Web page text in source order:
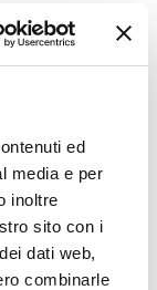
ed
media e per
inoltre
sito con i
dati web,
combinarle
del
pratico
che
e studenti
a ciclo unico
e coordinato
corsi